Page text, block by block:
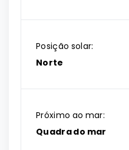
Posição solar:
Norte
Próximo ao mar:
Quadra do mar